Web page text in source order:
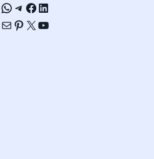
WhatsApp
Telegram
Facebook
LinkedIn
E-mailPinterest
X YouTube